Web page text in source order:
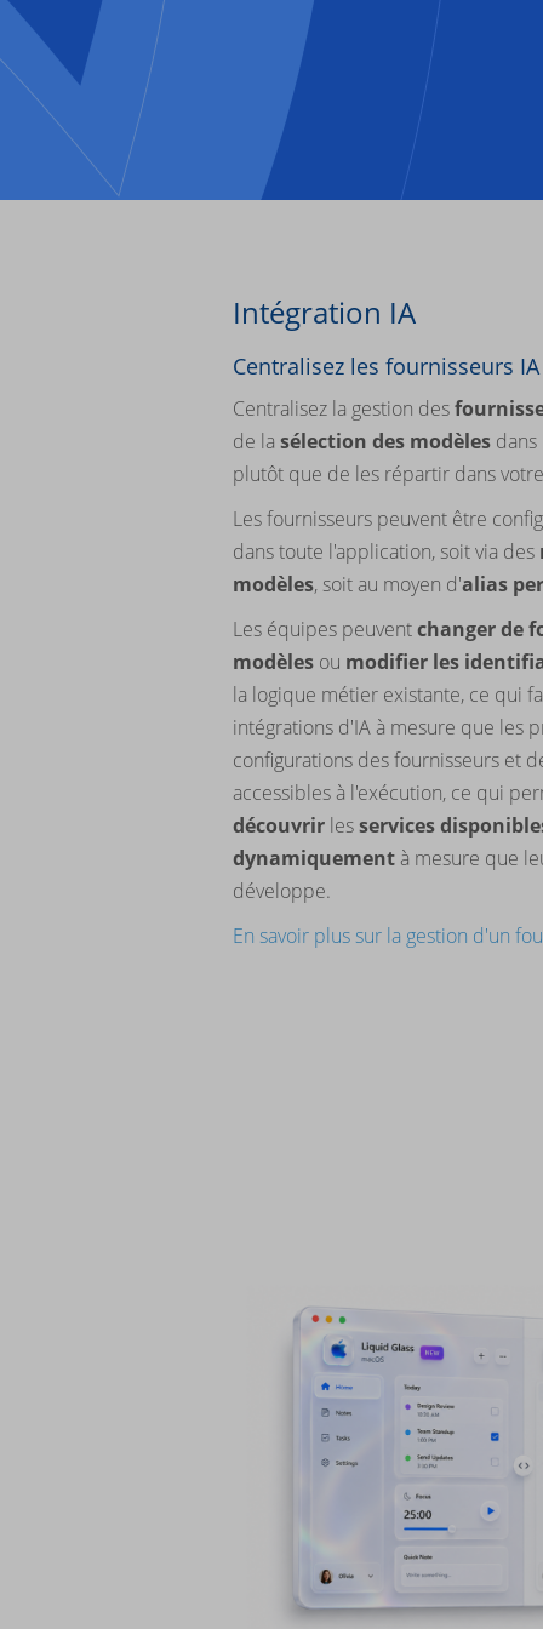
Intégration IA
Centralisez les fournisseurs
Centralisez la gestion des
de la sélection des modèles dans
plutôt que de les répartir dans
Les fournisseurs peuvent être
dans toute l'application, soit via des
modèles, soit au moyen d'alias
Les équipes peuventchanger de
modèles ou modifier les
la logique métier existante, ce qui
intégrations d'IA à mesure que les
configurations des fournisseurs et
accessibles à l'exécution, ce qui
découvrir lesservices
dynamiquementà mesure que
développe.
En savoir plus sur la gestion d'un